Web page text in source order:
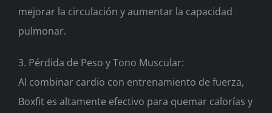
mejorar la circulación y aumentar la capacidad
pulmonar.
3. Pérdida de Peso y Tono Muscular:
Al combinar cardio con entrenamiento de fuerza,
Boxfit es altamente efectivo para quemar calorías y